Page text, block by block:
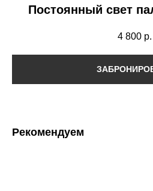
Постоянный свет
4 800 р.
Рекомендуем